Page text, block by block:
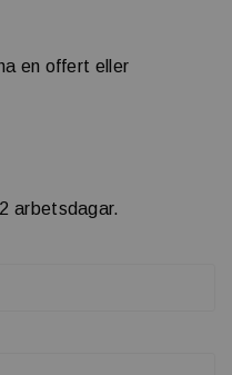
en offert eller
arbetsdagar.